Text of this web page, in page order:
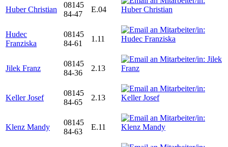
Huber Christian
08145
84-47
E.04
Hudec
Franziska
08145
84-61
1.11
Jilek Franz
08145
84-36
2.13
Keller Josef
08145
84-65
2.13
Klenz Mandy
08145
84-63
E.11